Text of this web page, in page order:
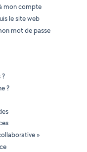
mon compte
le site web
mot de passe
?
?
»